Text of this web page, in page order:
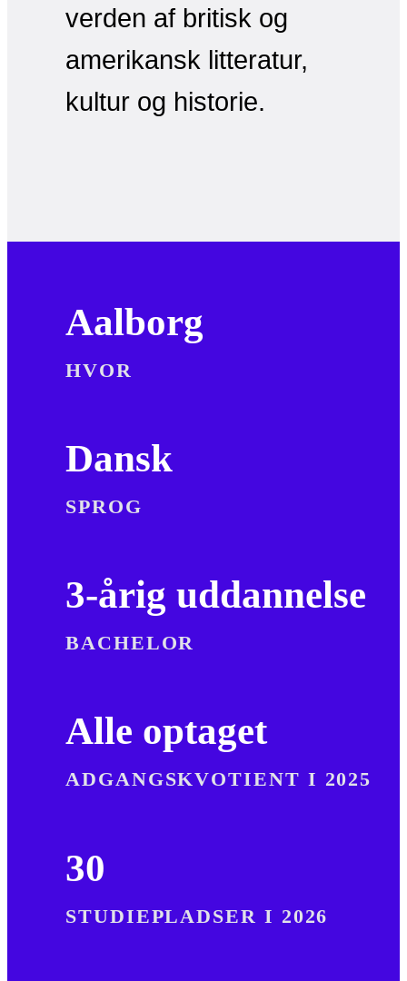
verden af britisk og
amerikansk litteratur,
kultur og historie.
Aalborg
HVOR
Dansk
SPROG
3-årig uddannelse
BACHELOR
Alle optaget
ADGANGSKVOTIENT I 2025
30
STUDIEPLADSER I 2026